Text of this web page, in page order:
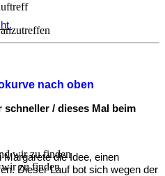
zu finden
nach oben
/ dieses Mal beim
die Idee, einen
Dieser Lauf bot sich wegen der